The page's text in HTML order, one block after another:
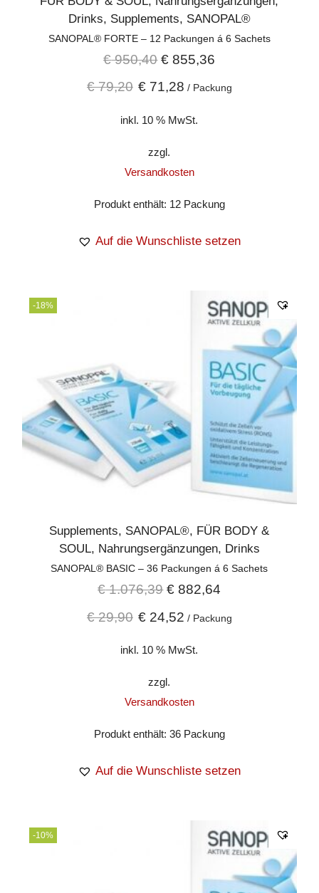
Drinks, Supplements, SANOPAL®
SANOPAL® FORTE – 12 Packungen á 6 Sachets
€950,40 € 855,36
€79,20 €71,28 / Packung
inkl. 10 % MwSt.
zzgl.
Versandkosten
Produkt enthält: 12 Packung
Auf die Wunschliste setzen
-18%
Supplements, SANOPAL®, FÜR BODY &
SOUL, Nahrungsergänzungen, Drinks
SANOPAL® BASIC – 36 Packungen á 6 Sachets
€1.076,39 € 882,64
€29,90 €24,52 / Packung
inkl. 10 % MwSt.
zzgl.
Versandkosten
Produkt enthält: 36 Packung
Auf die Wunschliste setzen
-10%